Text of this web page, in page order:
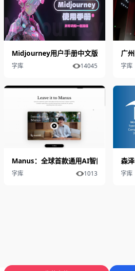
Midjourney用户手册中文版！详解模型
字库 14045
广
字库
Manus：全球首款通用AI智能体开启人
字库 1013
森
字库